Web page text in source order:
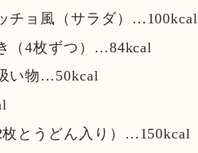
チョ風（サラダ）…100kcal
（4枚ずつ）…84kcal
い物…50kcal
とうどん入り）…150kcal